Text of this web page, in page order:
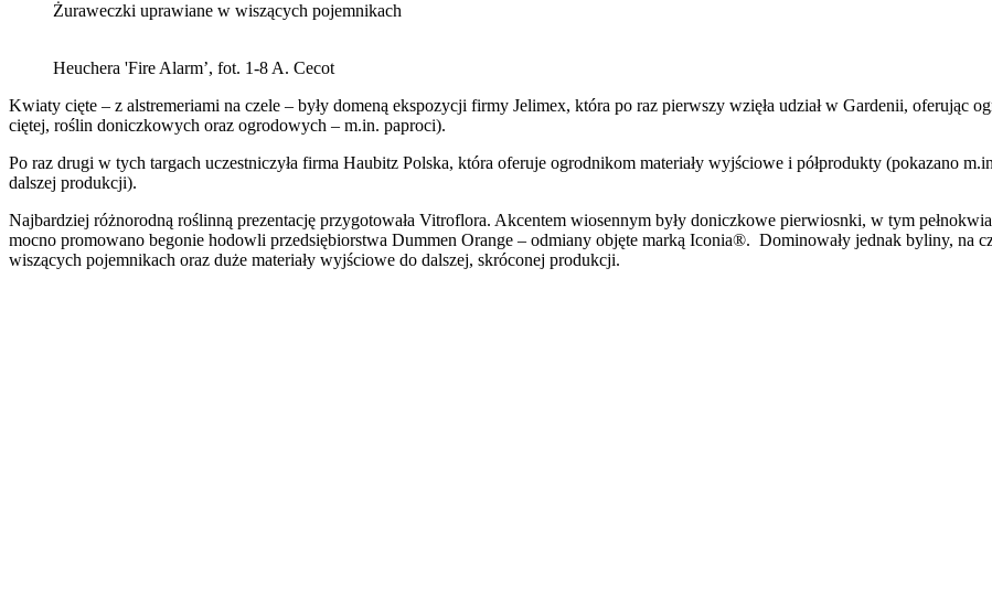
Żuraweczki uprawiane w wiszących pojemnikach
Heuchera 'Fire Alarm’, fot. 1-8 A. Cecot
Kwiaty cięte – z alstremeriami na czele – były domeną ekspozycji firmy Jelimex, która po raz pierwszy wzięła udział w Gardenii, oferując
ciętej, roślin doniczkowych oraz ogrodowych – m.in. paproci).
Po raz drugi w tych targach uczestniczyła firma Haubitz Polska, która oferuje ogrodnikom materiały wyjściowe i półprodukty (pokazano
dalszej produkcji).
Najbardziej różnorodną roślinną prezentację przygotowała Vitroflora. Akcentem wiosennym były doniczkowe pierwiosnki, w tym
mocno promowano begonie hodowli przedsiębiorstwa Dummen Orange – odmiany objęte marką Iconia®. Dominowały jednak byliny, na
wiszących pojemnikach oraz duże materiały wyjściowe do dalszej, skróconej produkcji.